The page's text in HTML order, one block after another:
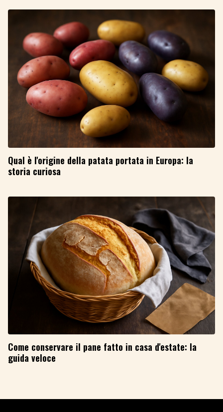
Qual è l'origine della patata portata in Europa: la
storia curiosa
Come conservare il pane fatto in casa d'estate: la
guida veloce